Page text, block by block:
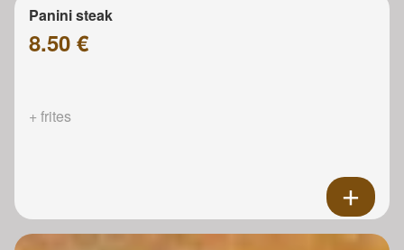
Panini steak
8.50 €
+ frites